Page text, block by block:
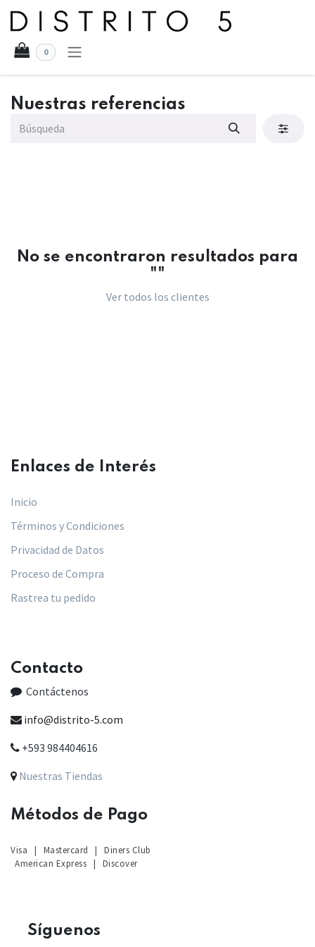
Ir al contenido
0
Nuestras referencias
No se encontraron resultados para
""
Ver todos los clientes
Enlaces de Interés​
Inicio
Términos y Condiciones
Privacidad de Datos
Proceso de Compra
Rastrea tu pedido
Contacto
Contáctenos
info@distrito-5.com
+593 984404616
Nuestras Tiendas
Métodos de Pago
Visa | Mastercard |
Diners Club
American Express | Discover
Síguenos